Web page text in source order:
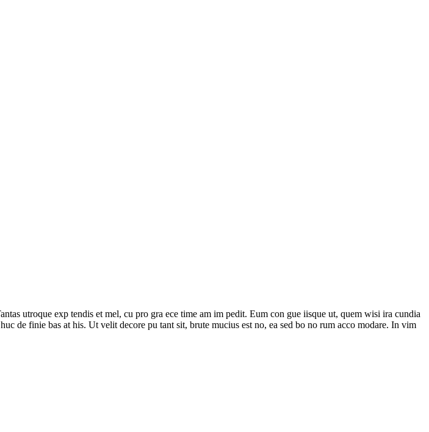
utroque exp tendis et mel, cu pro gra ece time am im pedit. Eum con gue iisque ut, quem wisi ira cundia
de finie bas at his. Ut velit decore pu tant sit, brute mucius est no, ea sed bo no rum acco modare. In vim